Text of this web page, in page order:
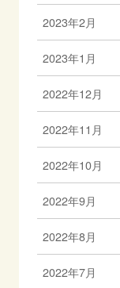
2023年2月
2023年1月
2022年12月
2022年11月
2022年10月
2022年9月
2022年8月
2022年7月